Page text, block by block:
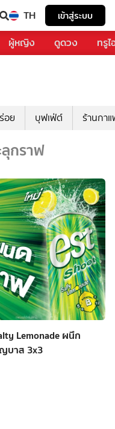
TH เข้าสู่ระบบ
ผู้หญิง ดูดวง ทรู
อย บุฟเฟ่ต์ ร้านกา
กราฟ
Lemonade ผนึก
บาส 3x3